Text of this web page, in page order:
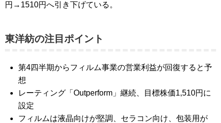
円→1510円へ引き下げている。
東洋紡の注目ポイント
第4四半期からフィルム事業の営業利益が回復すると予
想
レーティング「Outperform」継続、目標株価1,510円に
設定
フィルムは液晶向けが堅調、セラコン向け、包装用が